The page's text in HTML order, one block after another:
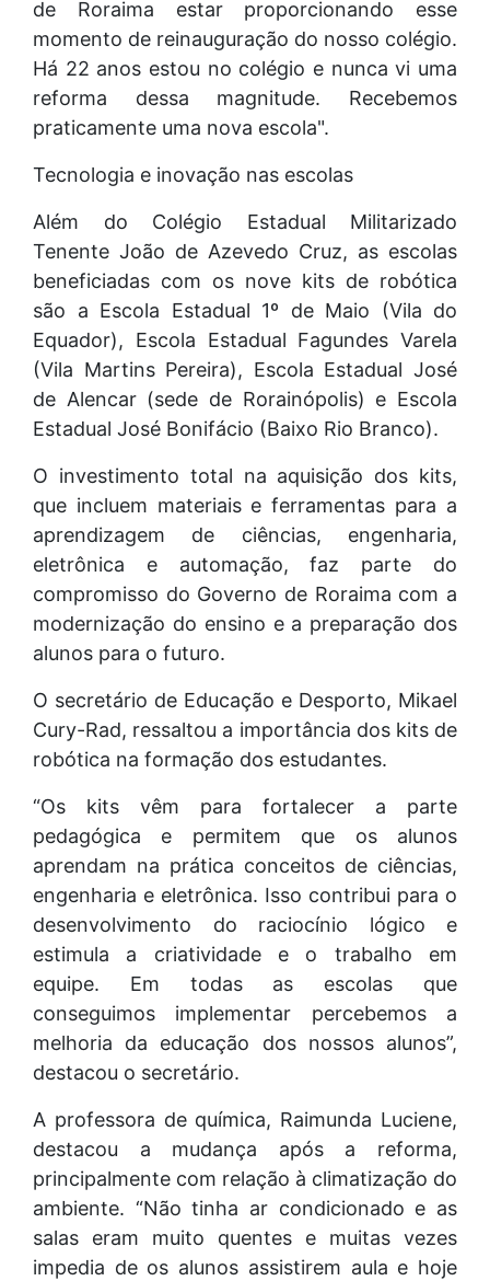
de Roraima estar proporcionando esse
momento de reinauguração do nosso colégio.
Há 22 anos estou no colégio e nunca vi uma
reforma dessa magnitude. Recebemos
praticamente uma nova escola".
Tecnologia e inovação nas escolas
Além do Colégio Estadual Militarizado
Tenente João de Azevedo Cruz, as escolas
beneficiadas com os nove kits de robótica
são a Escola Estadual 1º de Maio (Vila do
Equador), Escola Estadual Fagundes Varela
(Vila Martins Pereira), Escola Estadual José
de Alencar (sede de Rorainópolis) e Escola
Estadual José Bonifácio (Baixo Rio Branco).
O investimento total na aquisição dos kits,
que incluem materiais e ferramentas para a
aprendizagem de ciências, engenharia,
eletrônica e automação, faz parte do
compromisso do Governo de Roraima com a
modernização do ensino e a preparação dos
alunos para o futuro.
O secretário de Educação e Desporto, Mikael
Cury-Rad, ressaltou a importância dos kits de
robótica na formação dos estudantes.
“Os kits vêm para fortalecer a parte
pedagógica e permitem que os alunos
aprendam na prática conceitos de ciências,
engenharia e eletrônica. Isso contribui para o
desenvolvimento do raciocínio lógico e
estimula a criatividade e o trabalho em
equipe. Em todas as escolas que
conseguimos implementar percebemos a
melhoria da educação dos nossos alunos”,
destacou o secretário.
A professora de química, Raimunda Luciene,
destacou a mudança após a reforma,
principalmente com relação à climatização do
ambiente. “Não tinha ar condicionado e as
salas eram muito quentes e muitas vezes
impedia de os alunos assistirem aula e hoje